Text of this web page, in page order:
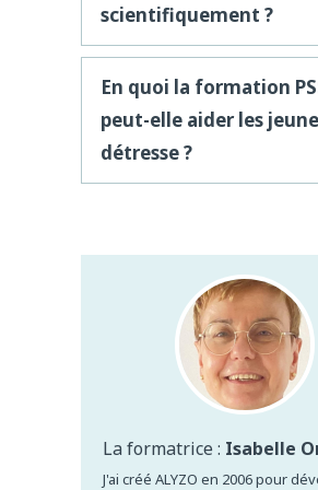
scientifiquement ?
En quoi la formation
peut-elle aider les
détresse ?
La formatrice : Isabelle
J'ai créé ALYZO en 2006 pour